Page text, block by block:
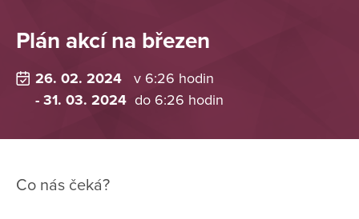
Plán akcí na březen
26. 02. 2024
v 6:26 hodin
- 31. 03. 2024 do 6:26 hodin
Co nás čeká?